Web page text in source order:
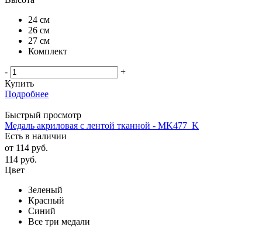
24 см
26 см
27 см
Комплект
-
+
Купить
Подробнее
Быстрый просмотр
Медаль акриловая с лентой тканной - MK477_K
Есть в наличии
от 114 руб.
114 руб.
Цвет
Зеленый
Красный
Синий
Все три медали